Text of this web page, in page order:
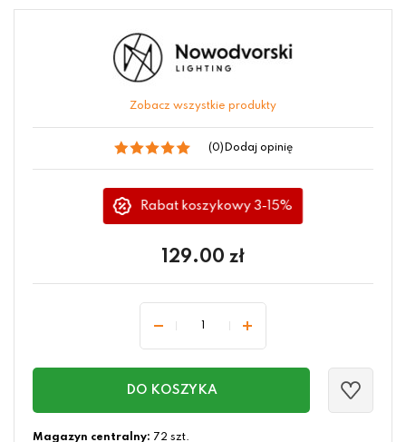
Zobacz wszystkie produkty
(0) Dodaj opinię
Rabat koszykowy 3-15%
129.00 zł
DO KOSZYKA
Magazyn centralny: 72 szt.